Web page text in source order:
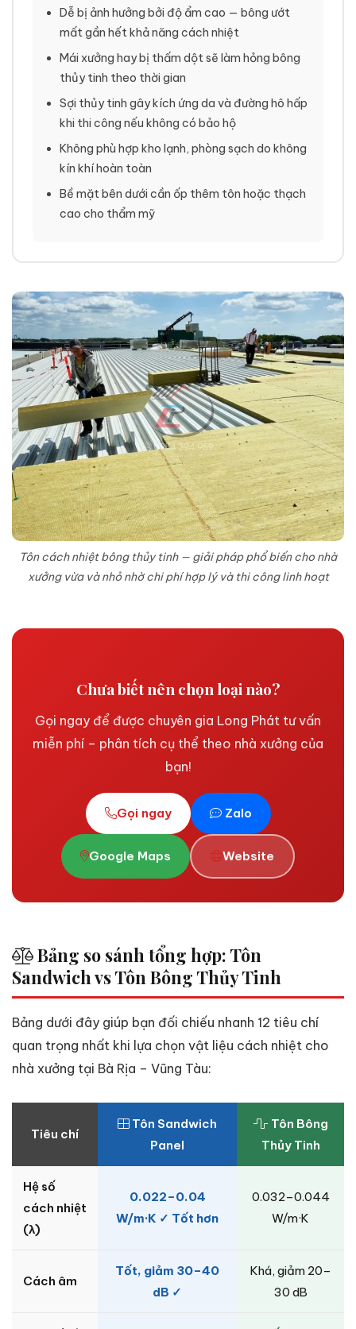
Dễ bị ảnh hưởng bởi độ ẩm cao — bông ướt
mất gần hết khả năng cách nhiệt
Mái xưởng hay bị thấm dột sẽ làm hỏng bông
thủy tinh theo thời gian
Sợi thủy tinh gây kích ứng da và đường hô hấp
khi thi công nếu không có bảo hộ
Không phù hợp kho lạnh, phòng sạch do không
kín khí hoàn toàn
Bề mặt bên dưới cần ốp thêm tôn hoặc thạch
cao cho thẩm mỹ
Tôn cách nhiệt bông thủy tinh — giải pháp phổ biến cho nhà
xưởng vừa và nhỏ nhờ chi phí hợp lý và thi công linh hoạt
Chưa biết nên chọn loại nào?
Gọi ngay để được chuyên gia Long Phát tư vấn
miễn phí – phân tích cụ thể theo nhà xưởng của
bạn!
Gọi ngay Zalo
Google Maps Website
Bảng so sánh tổng hợp: Tôn
Sandwich vs Tôn Bông Thủy Tinh
Bảng dưới đây giúp bạn đối chiếu nhanh 12 tiêu chí
quan trọng nhất khi lựa chọn vật liệu cách nhiệt cho
nhà xưởng tại Bà Rịa – Vũng Tàu:
Tiêu chí
Tôn Sandwich
Panel
Tôn Bông
Thủy Tinh
Hệ số
cách nhiệt
(λ)
0.022–0.04
W/m·K ✓ Tốt hơn
0.032–0.044
W/m·K
Cách âm
Tốt, giảm 30–40
dB ✓
Khá, giảm 20–
30 dB